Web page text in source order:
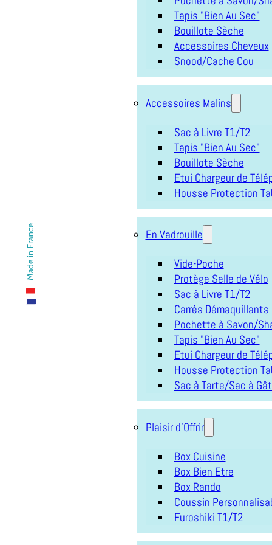
Tapis "Bien Au Sec"
Bouillote Sèche
Accessoires Cheveux
Snood/Cache Cou
Accessoires Malins
Sac à Livre T1/T2
Tapis "Bien Au Sec"
Bouillote Sèche
Etui Chargeur de
Housse Protection
En Vadrouille
Vide-Poche
Protège Selle de Vélo
Sac à Livre T1/T2
Carrés
Pochette à Savon/
Tapis "Bien Au Sec"
Etui Chargeur de
Housse Protection
Sac à Tarte/Sac à
Plaisir d'Offrir
Box Cuisine
Box Bien Etre
Box Rando
Coussin
Furoshiki T1/T2